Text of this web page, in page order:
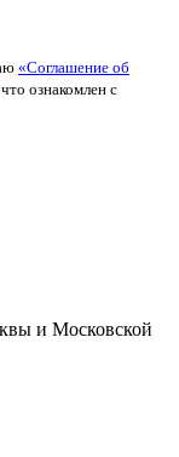
«Соглашение об
ознакомлен с
и Московской